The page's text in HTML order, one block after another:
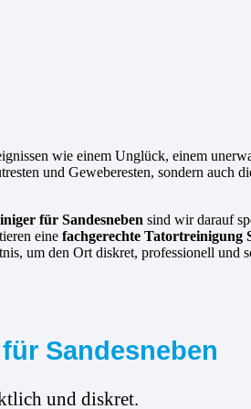
wie einem Unglück, einem
und Geweberesten, sondern auch
für Sandesneben sind wir darauf
eine fachgerechte Tatortreinigung
um den Ort diskret, professionell und
Sandesneben
und diskret.